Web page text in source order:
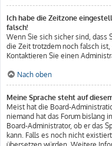
Ich habe die Zeitzone
falsch!
Wenn Sie sich sicher sind, dass
die Zeit trotzdem noch falsch
Kontaktieren Sie einen
Nach oben
Meine Sprache steht auf
Meist hat die Board-
niemand hat das Forum bislang
Board-Administrator, ob er das
kann. Falls es noch nicht